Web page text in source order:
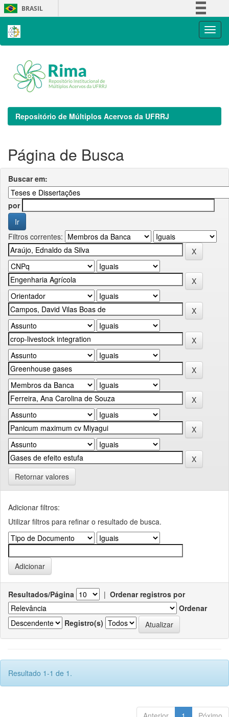
Skip
navigation
BRASIL
Repositório de Múltiplos Acervos da UFRRJ
Página de Busca
Buscar em:
por
Filtros correntes:
Retornar valores
Adicionar filtros:
Utilizar filtros para refinar o resultado de busca.
Resultados/Página | Ordenar registros por
Ordenar
Registro(s)
Resultado 1-1 de 1.